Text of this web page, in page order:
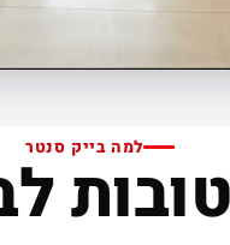
למה בייק סנטר